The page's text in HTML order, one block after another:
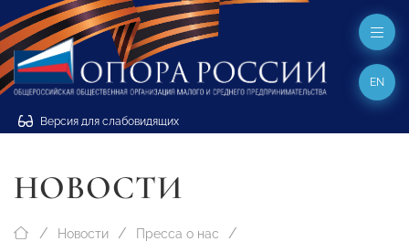
Версия для слабовидящих
EN
НОВОСТИ
Новости Пресса о нас